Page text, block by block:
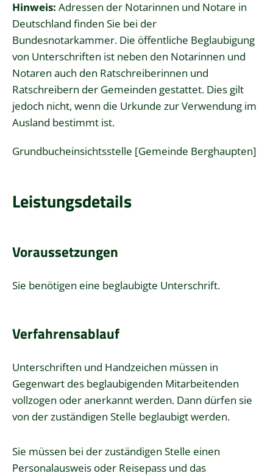
Hinweis: Adressen der Notarinnen und Notare in
Deutschland finden Sie bei der
Bundesnotarkammer. Die öffentliche Beglaubigung
von Unterschriften ist neben den Notarinnen und
Notaren auch den Ratschreiberinnen und
Ratschreibern der Gemeinden gestattet. Dies gilt
jedoch nicht, wenn die Urkunde zur Verwendung im
Ausland bestimmt ist.
Grundbucheinsichtsstelle [Gemeinde Berghaupten]
Leistungsdetails
Voraussetzungen
Sie benötigen eine beglaubigte Unterschrift.
Verfahrensablauf
Unterschriften und Handzeichen müssen in
Gegenwart des beglaubigenden Mitarbeitenden
vollzogen oder anerkannt werden. Dann dürfen sie
von der zuständigen Stelle beglaubigt werden.
Sie müssen bei der zuständigen Stelle einen
Personalausweis oder Reisepass und das